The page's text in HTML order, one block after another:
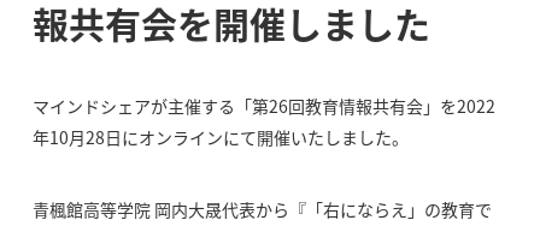
報共有会を開催しました
マインドシェアが主催する「第26回教育情報共有会」を2022
年10月28日にオンラインにて開催いたしました。
青楓館高等学院 岡内大晟代表から『「右にならえ」の教育で